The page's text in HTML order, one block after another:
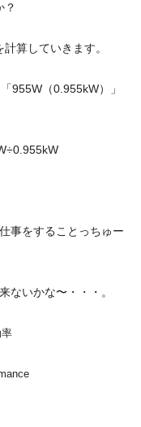
？
算していきます。
955W（0.955kW）」
事をすることっちゅー
ないかな〜・・・。